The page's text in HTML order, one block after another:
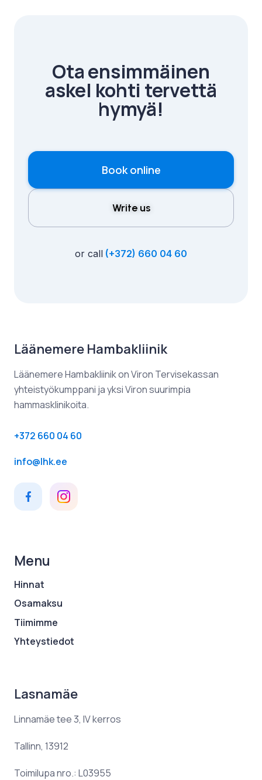
Ota ensimmäinen
askel kohti tervettä
hymyä!
Book online
Write us
or call (+372) 660 04 60
Läänemere Hambakliinik​
Läänemere Hambakliinik on Viron Tervisekassan
yhteistyökumppani ja yksi Viron suurimpia
hammasklinikoita.
+372 660 04 60
info@lhk.ee
Menu
Hinnat
Osamaksu
Tiimimme
Yhteystiedot
Lasnamäe
Linnamäe tee 3, IV kerros
Tallinn, 13912
Toimilupa nro.: L03955